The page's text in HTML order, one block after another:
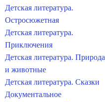
Детская литература.
Остросюжетная
Детская литература.
Приключения
Детская литература. Природа
и животные
Детская литература. Сказки
Документальное